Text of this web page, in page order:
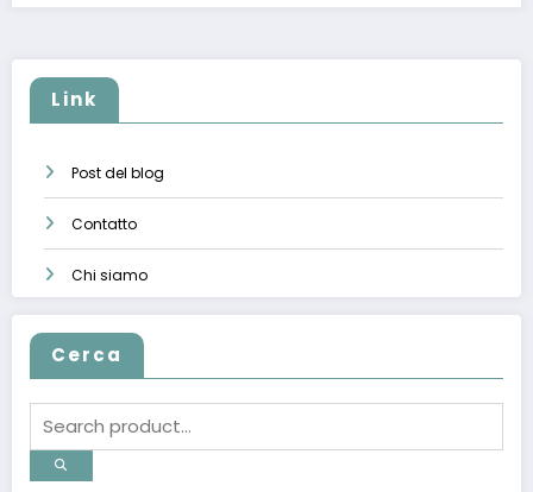
Link
Post del blog
Contatto
Chi siamo
Cerca